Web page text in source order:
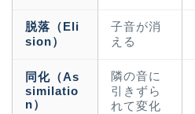
脱落（Eli
sion）
子音が消
える
同化（As
similatio
n）
隣の音に
引きずら
れて変化